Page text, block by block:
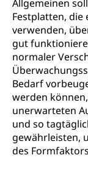
Allgemeinen
Festplatten, die
verwenden,
gut
normaler
Bedarf
werden
unerwarteten
und so
gewährleisten,
des